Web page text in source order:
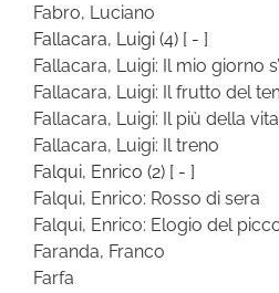
Fabro, Luciano
Fallacara, Luigi (4) [ - ]
Fallacara, Luigi: Il mio giorno
Fallacara, Luigi: Il frutto del
Fallacara, Luigi: Il più della
Fallacara, Luigi: Il treno
Falqui, Enrico (2) [ - ]
Falqui, Enrico: Rosso di sera
Falqui, Enrico: Elogio del
Faranda, Franco
Farfa